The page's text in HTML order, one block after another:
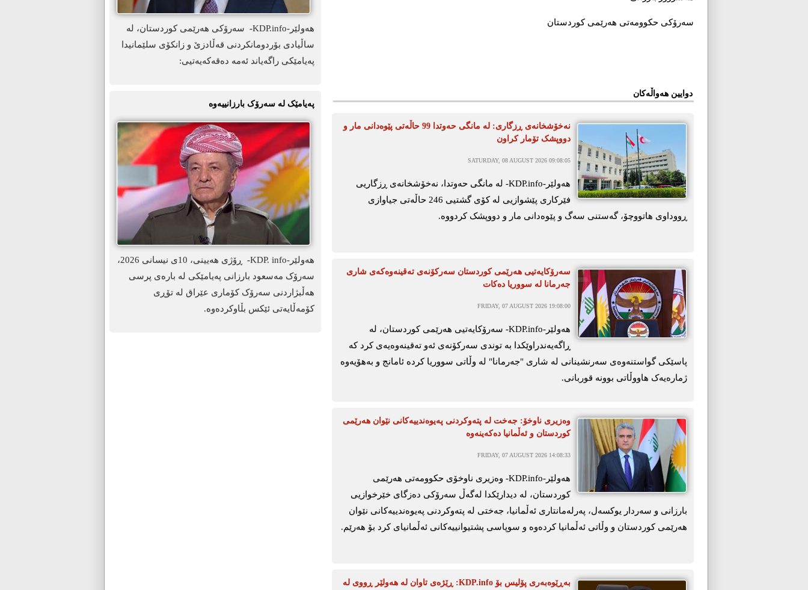
سەرۆکی حکوومەتی هەرێمی کوردستان
دوایین هەواڵەکان
نەخۆشخانەی ڕزگاری: لە مانگی حەوتدا 99 حاڵەتی پێوەدانی مار و
دووپشک تۆمار کراون
SATURDAY, 08 AUGUST 2026 09:08:05
هەولێر-KDP.info- لە مانگی حەوتدا، نەخۆشخانەی ڕزگاریی
فێرکاری پێشوازیی لە کۆی گشتیی 246 حاڵەتی جیاوازی
ڕووداوی هاتووچۆ، گەستنی سەگ و پێوەدانی مار و دووپشک کردووە.
سەرۆکایەتیی هەرێمی کوردستان سەرکۆنەی تەقینەوەکەی شاری
جەرمانا لە سووریا دەکات
FRIDAY, 07 AUGUST 2026 19:08:00
ھەولێر-KDP.info- سەرۆکایەتیی ھەرێمی کوردستان، لە
ڕاگەیەندراوێکدا بە توندی سەرکۆنەی ئەو تەقینەوەیەی کرد کە
پاسێکی گواستنەوەی سەرنشینانی لە شاری "جەرمانا" لە وڵاتی سووریا کردە ئامانج و بەھۆیەوە
ژمارەیەک ھاووڵاتی بوونە قوربانی.
وەزیری ناوخۆ: جەخت لە پتەوکردنی پەیوەندییەکانی نێوان هەرێمی
کوردستان و ئەڵمانیا دەکەینەوە
FRIDAY, 07 AUGUST 2026 14:08:33
هەولێر-KDP.info- وەزیری ناوخۆی حکوومەتی هەرێمی
کوردستان، لە دیدارێکدا لەگەڵ سەرۆکی دەزگای خێرخوازیی
بارزانی و سەردار یوکسەل، پەرلەمانتاری ئەڵمانیا، جەختی لە پتەوکردنی پەیوەندییەکانی نێوان
هەرێمی کوردستان و وڵاتی ئەڵمانیا کردەوە و سوپاسی پشتیوانییەکانی ئەڵمانیای کرد بۆ هەرێم.
بەڕێوەبەری پۆلیس بۆ KDP.info: ڕێژەی تاوان لە هەولێر ڕووی لە
ھەولێر-KDP.info- سەرۆکی ھەرێمی کوردستان، لە
ساڵیادی بۆردومانکردنی قەڵادزێ و زانکۆی سلێمانیدا
پەیامێکی راگەیاند ئەمە دەقەکەیەتیی:
پەیامێک لە سەرۆک بارزانییەوە
ھەولێر-KDP. info- ڕۆژی هەیینی، 10ی نیسانی 2026،
سەرۆک مەسعود بارزانی پەیامێکی لە بارەی پرسی
هەڵبژاردنی سەرۆک کۆماری عێراق لە تۆڕی
کۆمەڵایەتی ئێکس بڵاوکردەوە.